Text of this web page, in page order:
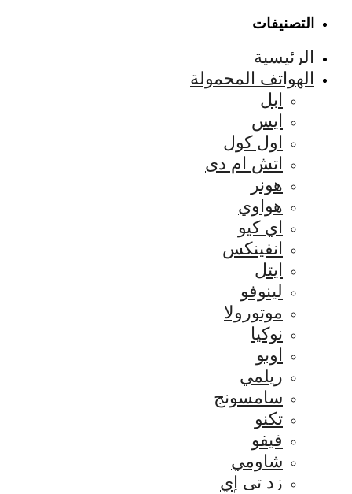
التصنيفات
الرئيسية
الهواتف المحمولة
ابل
ايس
اول كول
اتش ام دى
هونر
هواوي
اي كيو
انفينكس
ايتل
لينوفو
موتورولا
نوكيا
اوبو
ريلمي
سامسونج
تكنو
فيفو
شاومي
زد تي إي